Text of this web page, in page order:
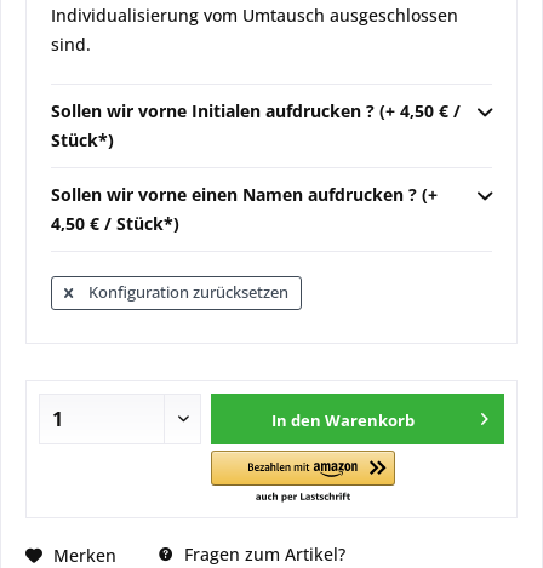
Individualisierung vom Umtausch ausgeschlossen
sind.
Sollen wir vorne Initialen aufdrucken ? (+ 4,50 € /
Stück*)
Sollen wir vorne einen Namen aufdrucken ? (+
4,50 € / Stück*)
Konfiguration zurücksetzen
In den Warenkorb
Merken Fragen zum Artikel?